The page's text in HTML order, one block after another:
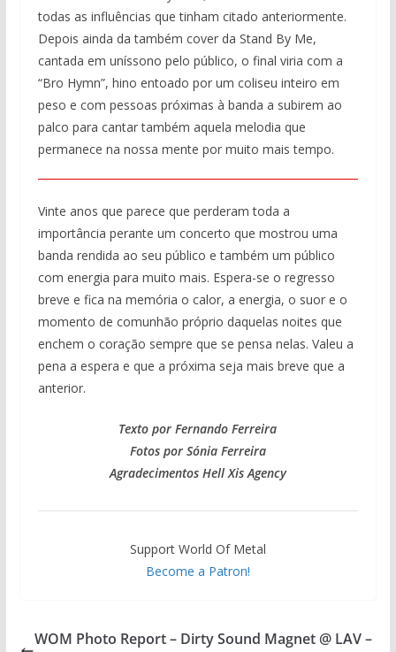
todas as influências que tinham citado anteriormente.
Depois ainda da também cover da Stand By Me,
cantada em uníssono pelo público, o final viria com a
“Bro Hymn”, hino entoado por um coliseu inteiro em
peso e com pessoas próximas à banda a subirem ao
palco para cantar também aquela melodia que
permanece na nossa mente por muito mais tempo.
Vinte anos que parece que perderam toda a
importância perante um concerto que mostrou uma
banda rendida ao seu público e também um público
com energia para muito mais. Espera-se o regresso
breve e fica na memória o calor, a energia, o suor e o
momento de comunhão próprio daquelas noites que
enchem o coração sempre que se pensa nelas. Valeu a
pena a espera e que a próxima seja mais breve que a
anterior.
Texto por Fernando Ferreira
Fotos por Sónia Ferreira
Agradecimentos Hell Xis Agency
Support World Of Metal
Become a Patron!
WOM Photo Report – Dirty Sound Magnet @ LAV –